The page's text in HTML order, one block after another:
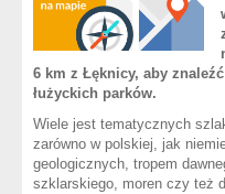
6 km z Łęknicy, aby
łużyckich parków.
Wiele jest tematycznych
zarówno w polskiej, jak
geologicznych, tropem
szklarskiego, moren czy też